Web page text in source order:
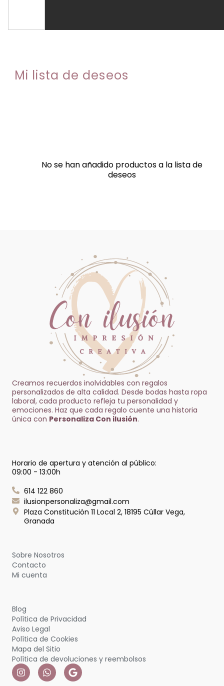
Mi lista de deseos
No se han añadido productos a la lista de
deseos
Creamos recuerdos inolvidables con regalos
personalizados de alta calidad. Desde bodas hasta ropa
laboral, cada producto refleja tu personalidad y
emociones. Haz que cada regalo cuente una historia
única con Personaliza Con ilusión.
Horario de apertura y atención al público:
09:00 - 13:00h
614 122 860
ilusionpersonaliza@gmail.com
Plaza Constitución 11 Local 2, 18195 Cúllar Vega,
Granada
Sobre Nosotros
Contacto
Mi cuenta
Blog
Política de Privacidad
Aviso Legal
Política de Cookies
Mapa del Sitio
Política de devoluciones y reembolsos